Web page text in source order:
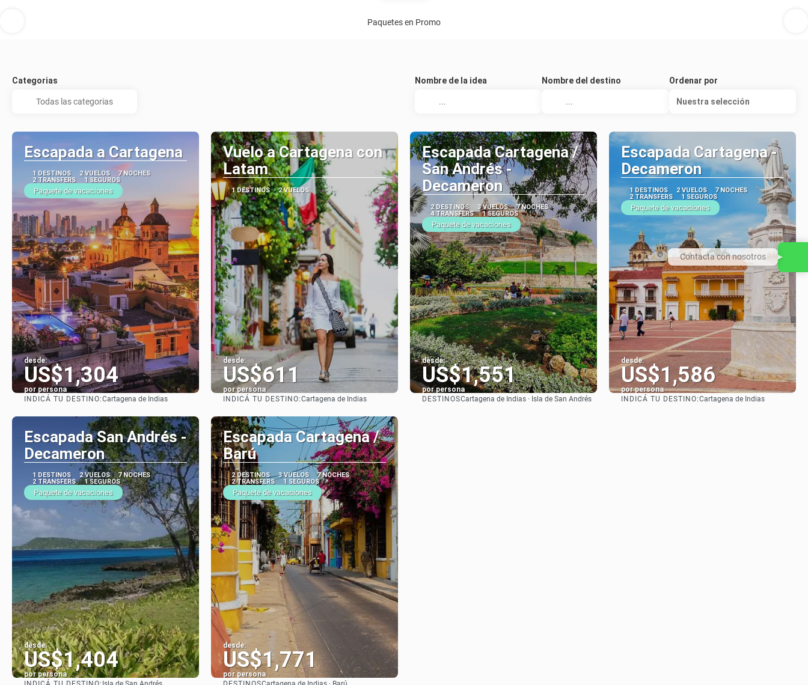
Paquetes en Promo
Categorias Nombre de la idea Nombre del destino Ordenar por
Nuestra selección
Escapada a Cartagena
1 DESTINOS 2 VUELOS
7 NOCHES
2 TRANSFERS
1 SEGUROS
Paquete de vacaciones
desde:
US$1,304
por persona
INDICÁ TU DESTINO:Cartagena de Indias
Vuelo a Cartagena con
Latam
1 DESTINOS 2 VUELOS
desde:
US$611
por persona
INDICÁ TU DESTINO:Cartagena de Indias
Escapada Cartagena /
San Andrés -
Decameron
2 DESTINOS 3 VUELOS
7 NOCHES
4 TRANSFERS
1 SEGUROS
Paquete de vacaciones
desde:
US$1,551
por persona
DESTINOSCartagena de Indias · Isla de San Andrés
Escapada Cartagena -
Decameron
1 DESTINOS 2 VUELOS
7 NOCHES
2 TRANSFERS
1 SEGUROS
Paquete de vacaciones
desde:
US$1,586
por persona
INDICÁ TU DESTINO:Cartagena de Indias
Escapada San Andrés -
Decameron
1 DESTINOS 2 VUELOS
7 NOCHES
2 TRANSFERS
1 SEGUROS
Paquete de vacaciones
desde:
US$1,404
por persona
Escapada Cartagena /
Barú
2 DESTINOS 3 VUELOS
7 NOCHES
2 TRANSFERS
1 SEGUROS
Paquete de vacaciones
desde:
US$1,771
por persona
Contacta con nosotros